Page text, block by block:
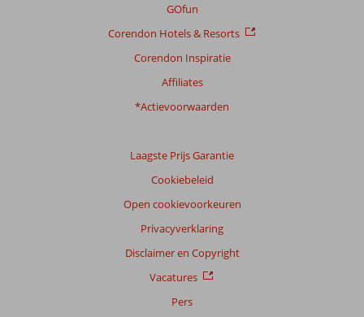
GOfun
Corendon Hotels & Resorts
Corendon Inspiratie
Affiliates
*Actievoorwaarden
Laagste Prijs Garantie
Cookiebeleid
Open cookievoorkeuren
Privacyverklaring
Disclaimer en Copyright
Vacatures
Pers